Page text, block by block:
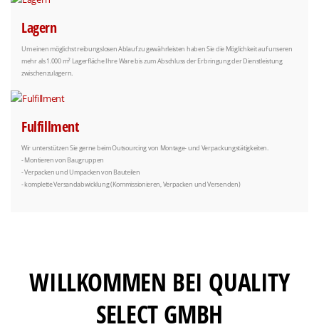
Lagern
Um einen möglichst reibungslosen Ablauf zu gewährleisten haben Sie die Möglichkeit auf unseren
mehr als 1.000 m2Lagerfläche Ihre Ware bis zum Abschluss der Erbringung der Dienstleistung
zwischenzulagern.
Fulfillment
Wir unterstützen Sie gerne beim Outsourcing von Montage- und Verpackungstätigkeiten.
- Montieren von Baugruppen
- Verpacken und Umpacken von Bauteilen
- komplette Versandabwicklung (Kommissionieren, Verpacken und Versenden)
WILLKOMMEN BEI QUALITY
SELECT GMBH